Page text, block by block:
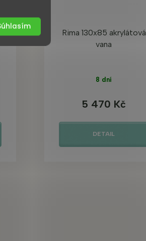
Rima 130x85 akrylátová
vana
8 dní
5 470 Kč
DETAIL